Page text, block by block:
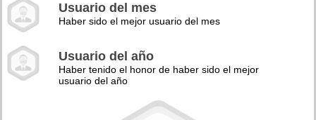
Usuario del mes
Haber sido el mejor usuario del mes
Usuario del año
Haber tenido el honor de haber sido el mejor
usuario del año